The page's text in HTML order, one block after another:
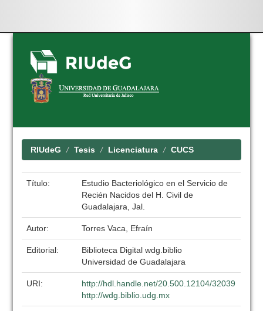
Skip
navigation
RIUdeG Tesis Licenciatura CUCS
Título:
Estudio Bacteriológico en el Servicio de
Recién Nacidos del H. Civil de
Guadalajara, Jal.
Autor: Torres Vaca, Efraín
Editorial:
Biblioteca Digital wdg.biblio
Universidad de Guadalajara
URI:
http://hdl.handle.net/20.500.12104/32039
http://wdg.biblio.udg.mx